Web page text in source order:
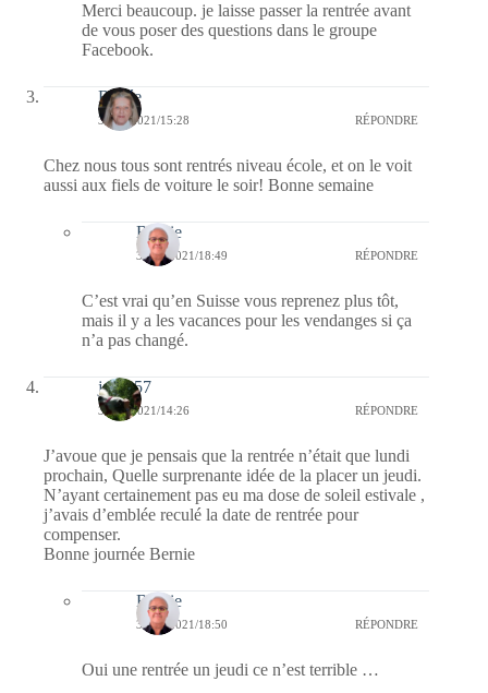
Merci beaucoup. je laisse passer la rentrée avant
de vous poser des questions dans le groupe
Facebook.
Renée
30/08/2021/15:28 RÉPONDRE
Chez nous tous sont rentrés niveau école, et on le voit
aussi aux fiels de voiture le soir! Bonne semaine
Bernie
30/08/2021/18:49 RÉPONDRE
C’est vrai qu’en Suisse vous reprenez plus tôt,
mais il y a les vacances pour les vendanges si ça
n’a pas changé.
jazzy57
30/08/2021/14:26 RÉPONDRE
J’avoue que je pensais que la rentrée n’était que lundi
prochain, Quelle surprenante idée de la placer un jeudi.
N’ayant certainement pas eu ma dose de soleil estivale ,
j’avais d’emblée reculé la date de rentrée pour
compenser.
Bonne journée Bernie
Bernie
30/08/2021/18:50 RÉPONDRE
Oui une rentrée un jeudi ce n’est terrible …